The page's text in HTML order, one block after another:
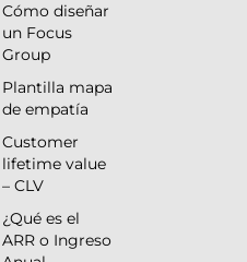
Cómo diseñar
un Focus
Group
Plantilla mapa
de empatía
Customer
lifetime value
– CLV
¿Qué es el
ARR o Ingreso